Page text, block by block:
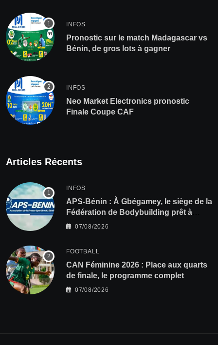
INFOS
Pronostic sur le match Madagascar vs
Bénin, de gros lots à gagner
INFOS
Neo Market Electronics pronostic
Finale Coupe CAF
Articles Récents
INFOS
APS-Bénin : À Gbégamey, le siège de la
Fédération de Bodybuilding prêt à
accueillir l’AG élective 2026
07/08/2026
FOOTBALL
CAN Féminine 2026 : Place aux quarts
de finale, le programme complet
07/08/2026